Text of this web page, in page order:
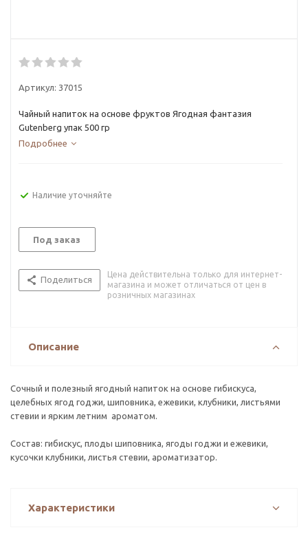
Артикул: 37015
Чайный напиток на основе фруктов Ягодная фантазия
Gutenberg упак 500 гр
Подробнее
Наличие уточняйте
Под заказ
Поделиться
Цена действительна только для интернет-
магазина и может отличаться от цен в
розничных магазинах
Описание
Сочный и полезный ягодный напиток на основе гибискуса,
целебных ягод годжи, шиповника, ежевики, клубники, листьями
стевии и ярким летним ароматом.
Состав: гибискус, плоды шиповника, ягоды годжи и ежевики,
кусочки клубники, листья стевии, ароматизатор.
Характеристики